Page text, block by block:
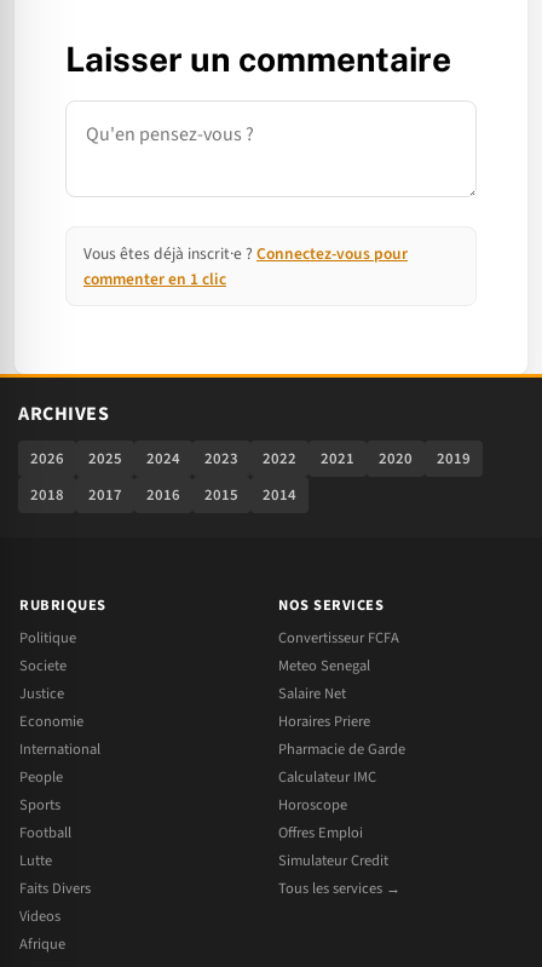
Laisser un commentaire
Commentaire
Vous êtes déjà inscrit·e ? Connectez-vous pour
commenter en 1 clic
ARCHIVES
2026 2025 2024 2023 2022 2021 2020
2019
2018
2017 2016 2015 2014
RUBRIQUES
Politique
Societe
Justice
Economie
International
People
Sports
Football
Lutte
Faits Divers
Videos
Afrique
NOS SERVICES
Convertisseur FCFA
Meteo Senegal
Salaire Net
Horaires Priere
Pharmacie de Garde
Calculateur IMC
Horoscope
Offres Emploi
Simulateur Credit
Tous les services →